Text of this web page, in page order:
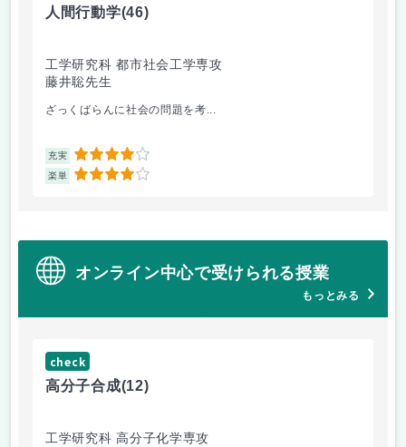
人間行動学(46)
工学研究科 都市社会工学専攻
藤井聡先生
ざっくばらんに社会の問題を考...
充実 4
楽単 4
オンライン中心で受けられる授業
もっとみる
check
高分子合成(12)
工学研究科 高分子化学専攻